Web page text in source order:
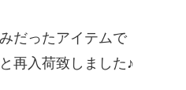
だったアイテムで
再入荷致しました♪